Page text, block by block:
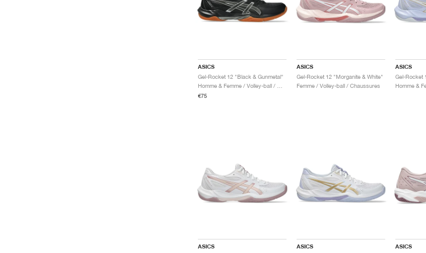
ASICS
Gel-Rocket 12 "Black & Gunmetal"
€75
ASICS
Gel-Rocket 12 "Morganite & White"
Femme / Volley-ball / Chaussures
ASICS
ASICS ASICS ASICS